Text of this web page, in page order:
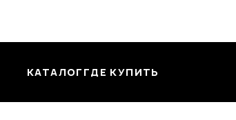
КАТАЛОГ ГДЕ КУПИТЬ